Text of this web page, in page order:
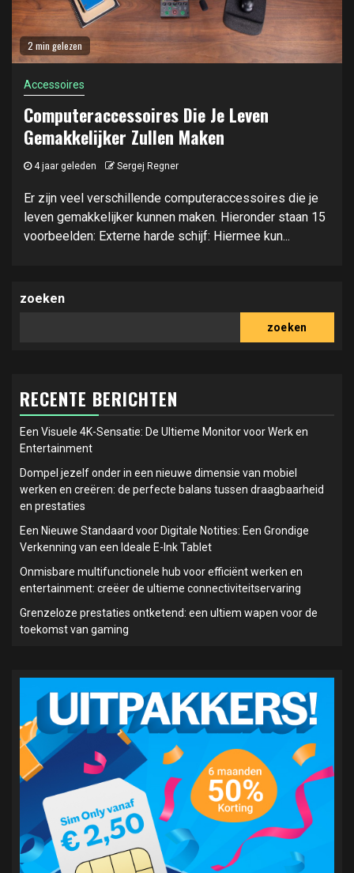
2 min gelezen
Accessoires
Computeraccessoires Die Je Leven
Gemakkelijker Zullen Maken
4 jaar geleden Sergej Regner
Er zijn veel verschillende computeraccessoires die je
leven gemakkelijker kunnen maken. Hieronder staan 15
voorbeelden: Externe harde schijf: Hiermee kun...
zoeken
zoeken
RECENTE BERICHTEN
Een Visuele 4K-Sensatie: De Ultieme Monitor voor Werk en
Entertainment
Dompel jezelf onder in een nieuwe dimensie van mobiel
werken en creëren: de perfecte balans tussen draagbaarheid
en prestaties
Een Nieuwe Standaard voor Digitale Notities: Een Grondige
Verkenning van een Ideale E-Ink Tablet
Onmisbare multifunctionele hub voor efficiënt werken en
entertainment: creëer de ultieme connectiviteitservaring
Grenzeloze prestaties ontketend: een ultiem wapen voor de
toekomst van gaming